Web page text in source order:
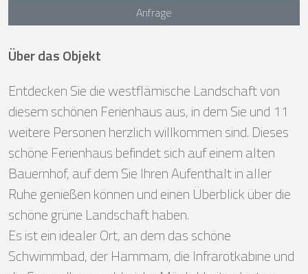
Anfrage
Über das Objekt
Entdecken Sie die westflämische Landschaft von
diesem schönen Ferienhaus aus, in dem Sie und 11
weitere Personen herzlich willkommen sind. Dieses
schöne Ferienhaus befindet sich auf einem alten
Bauernhof, auf dem Sie Ihren Aufenthalt in aller
Ruhe genießen können und einen Überblick über die
schöne grüne Landschaft haben.
Es ist ein idealer Ort, an dem das schöne
Schwimmbad, der Hammam, die Infrarotkabine und